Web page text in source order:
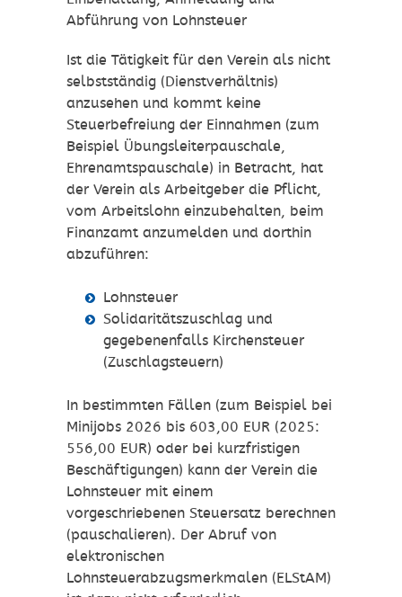
Abführung von Lohnsteuer
Ist die Tätigkeit für den Verein als nicht
selbstständig (Dienstverhältnis)
anzusehen und kommt keine
Steuerbefreiung der Einnahmen (zum
Beispiel Übungsleiterpauschale,
Ehrenamtspauschale) in Betracht, hat
der Verein als Arbeitgeber die Pflicht,
vom Arbeitslohn einzubehalten, beim
Finanzamt anzumelden und dorthin
abzuführen:
Lohnsteuer
Solidaritätszuschlag und
gegebenenfalls Kirchensteuer
(Zuschlagsteuern)
In bestimmten Fällen (zum Beispiel bei
Minijobs 2026 bis 603,00 EUR (2025:
556,00 EUR) oder bei kurzfristigen
Beschäftigungen) kann der Verein die
Lohnsteuer mit einem
vorgeschriebenen Steuersatz berechnen
(pauschalieren). Der Abruf von
elektronischen
Lohnsteuerabzugsmerkmalen (ELStAM)